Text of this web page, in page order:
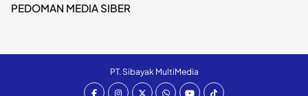
PEDOMAN MEDIA SIBER
PT. Sibayak MultiMedia